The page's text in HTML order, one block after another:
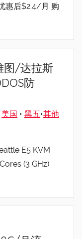
惠后$2.4/月 购
/达拉斯
防
美国 • 黑五•其他
E5 KVM
(3 GHz)